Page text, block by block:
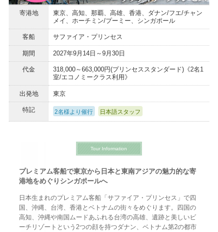
寄港地
東京、高知、那覇、高雄、香港、ダナン/フエ/チャン
メイ、ホーチミン/プーミー、シンガポール
客船 サファイア・プリンセス
期間 2027年9月14日～9月30日
代金
318,000～663,000円(プリンセススタンダード)《2名1
室/エコノミークラス利用》
出発地 東京
特記 2名様より催行 日本語スタッフ
Tour Information
プレミアム客船で東京から日本と東南アジアの魅力的な寄
港地をめぐりシンガポールへ
日本生まれのプレミアム客船「サファイア・プリンセス」で四
国、沖縄、台湾、香港とベトナムの街々をめぐります。四国の
高知、沖縄や南国ムードあふれる台湾の高雄、遺跡と美しいビ
ーチリゾートという2つの顔を持つダナン、ベトナム第2の都市